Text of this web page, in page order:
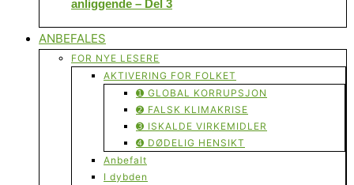
anliggende – Del 3
ANBEFALES
FOR NYE LESERE
AKTIVERING FOR FOLKET
➊ GLOBAL KORRUPSJON
➋ FALSK KLIMAKRISE
➌ ISKALDE VIRKEMIDLER
➍ DØDELIG HENSIKT
Anbefalt
I dybden